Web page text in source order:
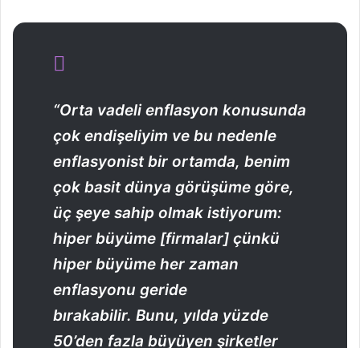
“Orta vadeli enflasyon konusunda
çok endişeliyim ve bu nedenle
enflasyonist bir ortamda, benim
çok basit dünya görüşüme göre,
üç şeye sahip olmak istiyorum:
hiper büyüme [firmalar] çünkü
hiper büyüme her zaman
enflasyonu geride
bırakabilir. Bunu, yılda yüzde
50’den fazla büyüyen şirketler